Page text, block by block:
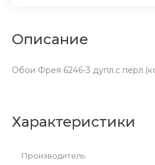
Описание
Обои Фрея 6246-3 дупл.с
Характеристики
Производитель